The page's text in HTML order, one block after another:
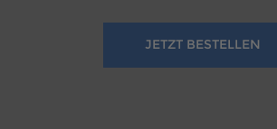
JETZT BESTELLEN